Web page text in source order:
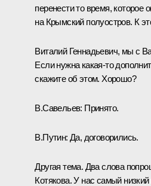
перенести то время, которое
на Крымский полуостров. К
Виталий Геннадьевич, мы с
Если нужна какая-то
скажите об этом. Хорошо?
В.Савельев: Принято.
В.Путин: Да, договорились.
Другая тема. Два слова
Котякова. У нас самый